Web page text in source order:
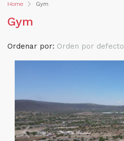
Home Gym
Gym
Ordenar por: Orden por defecto